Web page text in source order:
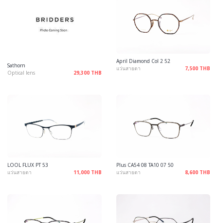
Sathorn
Optical lens
29,300 THB
April Diamond Col 2 52
แว่นสายตา
7,500 THB
LOOL FLUX PT 53
แว่นสายตา
11,000 THB
Plus CA54 08 TA10 07 50
แว่นสายตา
8,600 THB